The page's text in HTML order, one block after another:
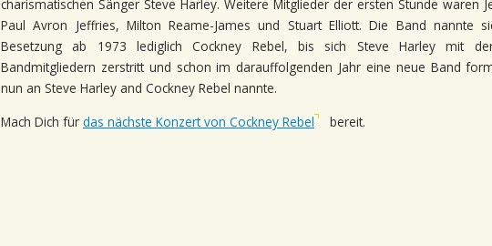
charismatischen Sänger Steve Harley. Weitere Mitglieder der ersten Stunde waren
Paul Avron Jeffries, Milton Reame-James und Stuart Elliott. Die Band nannte
Besetzung ab 1973 lediglich Cockney Rebel, bis sich Steve Harley mit
Bandmitgliedern zerstritt und schon im darauffolgenden Jahr eine neue Band
nun an Steve Harley and Cockney Rebel nannte.
Mach Dich für das nächste Konzert von Cockney Rebel bereit.